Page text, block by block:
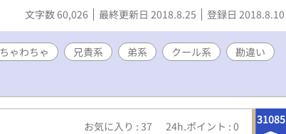
可愛いから、男女ともにモテるが...腹黒い...。（それ
たい...。） ・榛名 青波（はるな あおば） 29歳 社会
か敵意むき出し...。どうやら榛名には、ある秘密があ
秋良と仲良くなる...みたいだが…？ ・加来 鈴斗（か
者。 シェアハウスのメンバーで最年長。完璧社会人
るが、何故か婚約相手の女性とは、別居しているよう
の人にあんまり話さないようだ...。
文字数 60,026 最終更新日 2018.8.25 登録日 2018.8.10
ゃわちゃ 兄貴系 弟系 クール系
勘違い
31085
お気に入り : 37 24h.ポイント : 0